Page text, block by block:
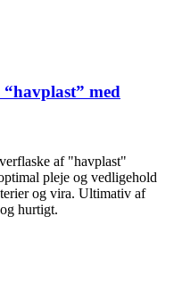
med
af "havplast"
pleje og vedligehold
og vira. Ultimativ af
hurtigt.